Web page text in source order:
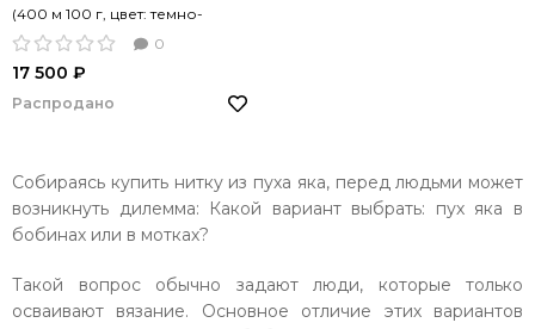
(400 м 100 г, цвет: темно-
коричневый, 3-ply, пряжа Nm
0
17 500 ₽
Распродано
Собираясь купить нитку из пуха яка, перед людьми может
возникнуть дилемма: Какой вариант выбрать: пух яка в
бобинах или в мотках?
Такой вопрос обычно задают люди, которые только
осваивают вязание. Основное отличие этих вариантов